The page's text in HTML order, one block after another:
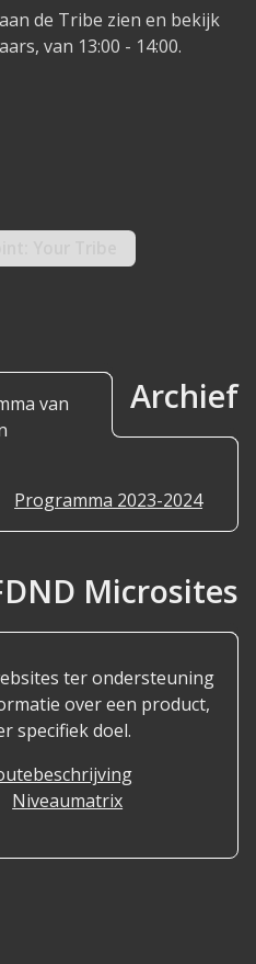
de Tribe zien en bekijk
van 13:00 - 14:00.
Archief
van
Programma 2023-2024
Microsites
ter ondersteuning
over een product,
specifiek doel.
Niveaumatrix